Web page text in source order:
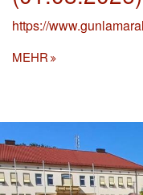
https://
MEHR